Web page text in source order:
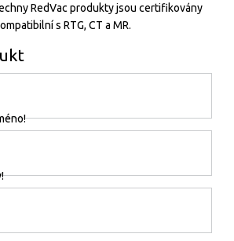
RedVac produkty jsou certifikovány
s RTG, CT a MR.